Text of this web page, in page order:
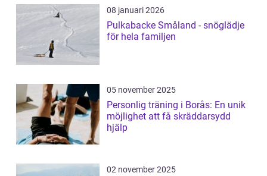
08 januari 2026
Pulkabacke Småland - snöglädje
för hela familjen
05 november 2025
Personlig träning i Borås: En unik
möjlighet att få skräddarsydd
hjälp
02 november 2025